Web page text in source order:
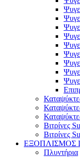
Βιτρίνες
Βιτρίνες
ΕΞΟΠΛΙΣΜΟΣ
Πλυντήρια